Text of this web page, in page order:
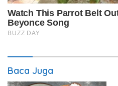
Baca Juga